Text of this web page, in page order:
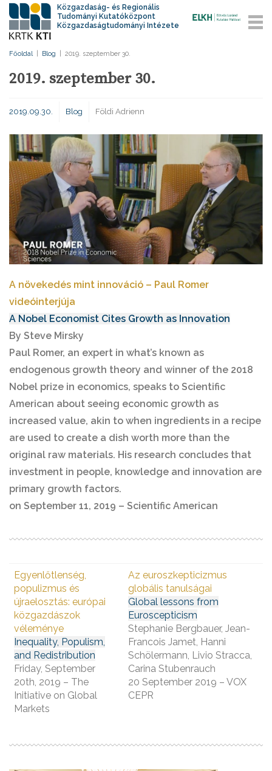
Közgazdaság- és Regionális
Tudományi Kutatóközpont
Közgazdaságtudományi Intézete
Főoldal Blog 2019. szeptember 30.
2019. szeptember 30.
2019.09.30. Blog Földi Adrienn
A növekedés mint innováció – Paul Romer
videóinterjúja
A Nobel Economist Cites Growth as Innovation
By Steve Mirsky
Paul Romer, an expert in what’s known as
endogenous growth theory and winner of the 2018
Nobel prize in economics, speaks to Scientific
American about seeing economic growth as
increased value, akin to when ingredients in a recipe
are used to create a dish worth more than the
original raw materials. His research concludes that
investment in people, knowledge and innovation are
primary growth factors.
on September 11, 2019 – Scientific American
Egyenlőtlenség,
populizmus és
újraelosztás: európai
közgazdászok
véleménye
Inequality, Populism,
and Redistribution
Friday, September
20th, 2019 – The
Initiative on Global
Markets
Az euroszkepticizmus
globális tanulságai
Global lessons from
Euroscepticism
Stephanie Bergbauer, Jean-
Francois Jamet, Hanni
Schölermann, Livio Stracca,
Carina Stubenrauch
20 September 2019 – VOX
CEPR